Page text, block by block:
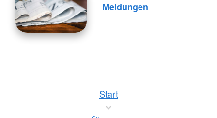
Meldungen
Start